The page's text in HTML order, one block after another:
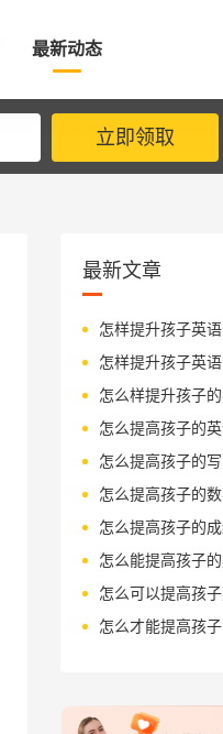
最新动态
立即领取
最新文章
怎样提升孩子英
怎样提升孩子英语
怎么样提升孩子
怎么提高孩子的
怎么提高孩子的
怎么提高孩子的
怎么提高孩子的
怎么能提高孩子
怎么可以提高孩
怎么才能提高孩